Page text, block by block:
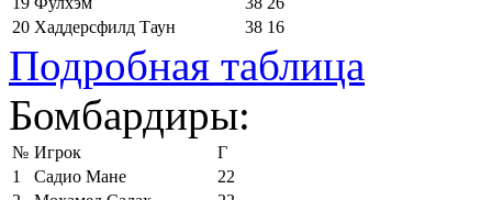
20 Хаддерсфилд Таун 38 16
Подробная таблица
Бомбардиры:
№ Игрок
Г
1
Садио Мане
22